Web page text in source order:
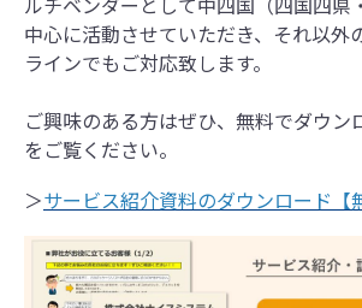
中心に活動させていただき、それ以外
ラインでもご対応致します。
ご興味のある方はぜひ、無料でダウン
をご覧ください。
＞サービス紹介資料のダウンロード【